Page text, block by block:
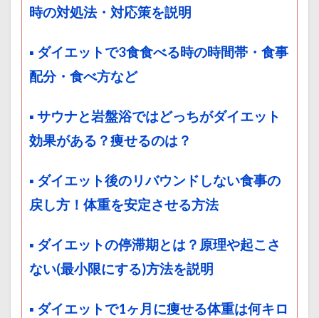
時の対処法・対応策を説明
▪ ダイエットで3食食べる時の時間帯・食事
配分・食べ方など
▪ サウナと岩盤浴ではどっちがダイエット
効果がある？痩せるのは？
▪ ダイエット後のリバウンドしない食事の
戻し方！体重を安定させる方法
▪ ダイエットの停滞期とは？原理や起こさ
ない(最小限にする)方法を説明
▪ ダイエットで1ヶ月に痩せる体重は何キロ